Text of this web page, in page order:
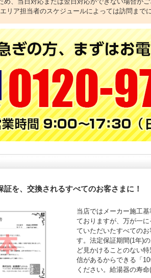
リア担当者のスケジュールによっては訪問まで
証を、交換されるすべてのお客さまに！
当店ではメーカー施工
ておりますが、万が一
ていただいたすべての
す。法定保証期間(1年)
ど見かけることのない
信があるからできる「
ください。給湯器の寿